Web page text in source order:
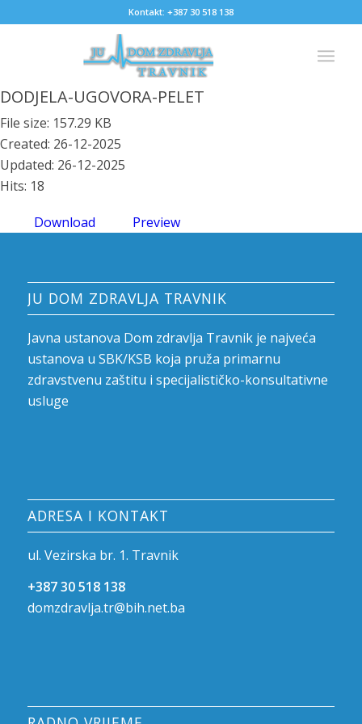
Kontakt: +387 30 518 138
DODJELA-UGOVORA-PELET
File size: 157.29 KB
Created: 26-12-2025
Updated: 26-12-2025
Hits: 18
Download Preview
JU DOM ZDRAVLJA TRAVNIK
Javna ustanova Dom zdravlja Travnik je najveća
ustanova u SBK/KSB koja pruža primarnu
zdravstvenu zaštitu i specijalističko-konsultativne
usluge
ADRESA I KONTAKT
ul. Vezirska br. 1. Travnik
+387 30 518 138
domzdravlja.tr@bih.net.ba